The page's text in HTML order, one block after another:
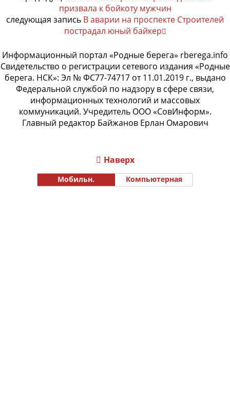
призвала к бойкоту мужчин
следующая запись В аварии на проспекте Строителей
пострадал юный байкер
Информационный портал «Родные берега» rberega.info
Свидетельство о регистрации сетевого издания «Родные
берега. НСК»: Эл № ФС77-74717 от 11.01.2019 г., выдано
Федеральной службой по надзору в сфере связи,
информационных технологий и массовых
коммуникаций. Учредитель ООО «СовИнформ».
Главный редактор Байжанов Ерлан Омарович
Наверх
Мобильн. Компьютерная